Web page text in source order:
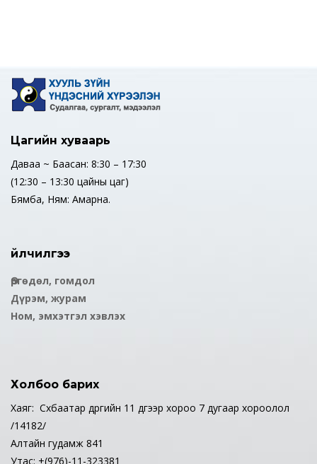
Цагийн хуваарь
Даваа ~ Баасан: 8:30 – 17:30
(12:30 – 13:30 цайны цаг)
Бямба, Ням: Амарна.
Үйлчилгээ
Өргөдөл, гомдол
Дүрэм, журам
Ном, эмхэтгэл хэвлэх
Холбоо барих
Хаяг: Сүхбаатар дүүргийн 11 дүгээр хороо 7 дугаар хороолол
/14182/
Алтайн гудамж 841
Утас: +(976)-11-323381